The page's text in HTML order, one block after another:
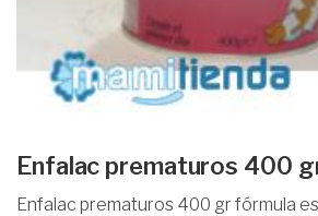
Enfalac prematuros 400
Enfalac prematuros 400 gr fórmula